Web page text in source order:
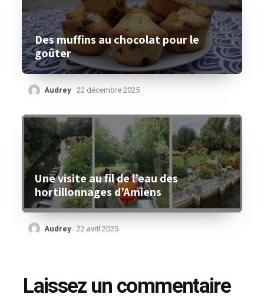
Des muffins au chocolat pour le
goûter
Audrey 22 décembre 2025
Une visite au fil de l’eau des
hortillonnages d’Amiens
Audrey 22 avril 2025
Laissez un commentaire